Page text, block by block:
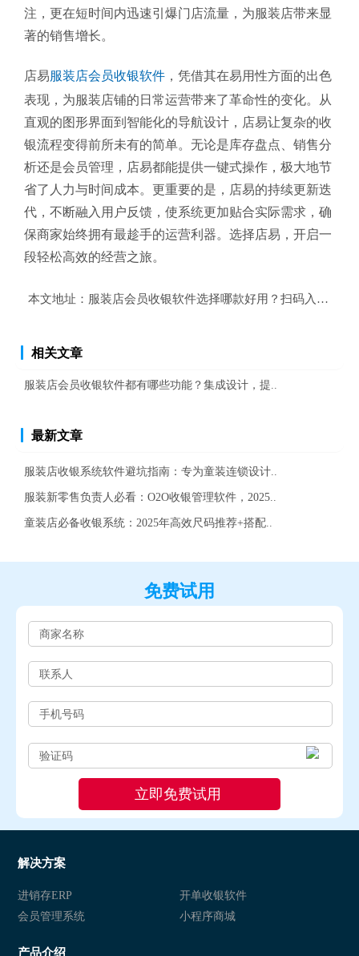
注，更在短时间内迅速引爆门店流量，为服装店带来显
著的销售增长。
店易服装店会员收银软件 ，凭借其在易用性方面的出色
表现，为服装店铺的日常运营带来了革命性的变化。从
直观的图形界面到智能化的导航设计，店易让复杂的收
银流程变得前所未有的简单。无论是库存盘点、销售分
析还是会员管理，店易都能提供一键式操作，极大地节
省了人力与时间成本。更重要的是，店易的持续更新迭
代，不断融入用户反馈，使系统更加贴合实际需求，确
保商家始终拥有最趁手的运营利器。选择店易，开启一
段轻松高效的经营之旅。
本文地址： 服装店会员收银软件选择哪款好用？扫码入库，高
相关文章
服装店会员收银软件都有哪些功能？集成设计，提..
最新文章
服装店收银系统软件避坑指南：专为童装连锁设计..
服装新零售负责人必看：O2O收银管理软件，2025..
童装店必备收银系统：2025年高效尺码推荐+搭配..
免费试用
解决方案
进销存ERP
开单收银软件
会员管理系统
小程序商城
产品介绍